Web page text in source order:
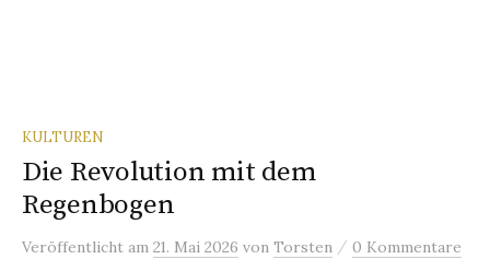
KULTUREN
Die Revolution mit dem
Regenbogen
Veröffentlicht am 21. Mai 2026 von Torsten / 0 Kommentare